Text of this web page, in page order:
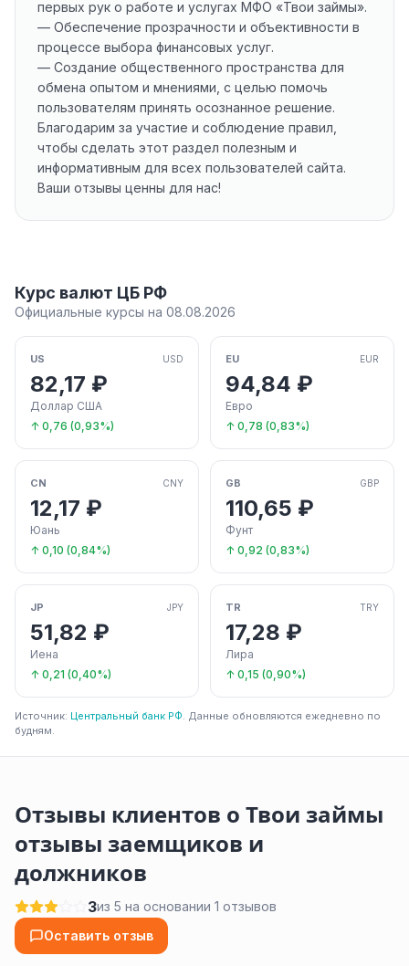
первых рук о работе и услугах МФО «Твои займы».
— Обеспечение прозрачности и объективности в
процессе выбора финансовых услуг.
— Создание общественного пространства для
обмена опытом и мнениями, с целью помочь
пользователям принять осознанное решение.
Благодарим за участие и соблюдение правил,
чтобы сделать этот раздел полезным и
информативным для всех пользователей сайта.
Ваши отзывы ценны для нас!
Курс валют ЦБ РФ
Официальные курсы на 08.08.2026
US USD
82,17 ₽
Доллар США
↑ 0,76 (0,93%)
EU EUR
94,84 ₽
Евро
↑ 0,78 (0,83%)
CN CNY
12,17 ₽
Юань
↑ 0,10 (0,84%)
GB GBP
110,65 ₽
Фунт
↑ 0,92 (0,83%)
JP JPY
51,82 ₽
Иена
↑ 0,21 (0,40%)
TR TRY
17,28 ₽
Лира
↑ 0,15 (0,90%)
Источник: Центральный банк РФ. Данные обновляются ежедневно по
будням.
Отзывы клиентов о Твои займы
отзывы заемщиков и
должников
3из 5 на основании 1 отзывов
Оставить отзыв